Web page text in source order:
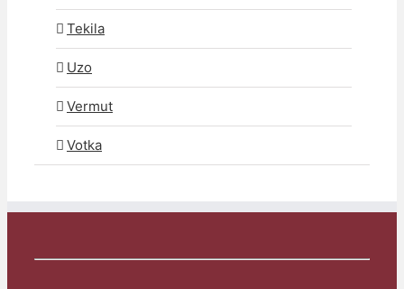
Tekila
Uzo
Vermut
Votka